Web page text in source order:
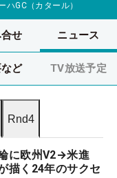
ハGC（カタール）
せ ニュース
ど TV放送予定
Rnd4
に欧州V2→米進
描く24年のサクセ